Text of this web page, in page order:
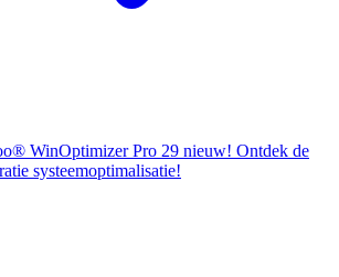
® WinOptimizer Pro 29 nieuw! Ontdek de
systeemoptimalisatie!